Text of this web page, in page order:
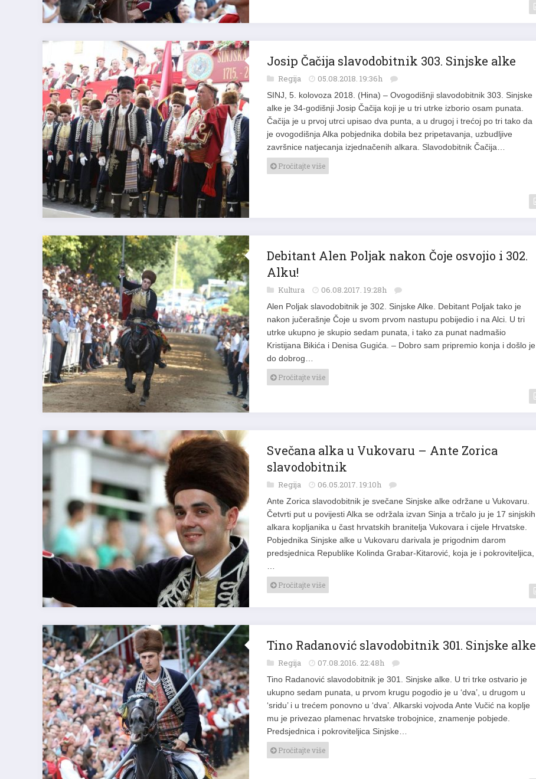
Josip Čačija slavodobitnik 303. Sinjske alke
Regija 05.08.2018. 19:36h
SINJ, 5. kolovoza 2018. (Hina) – Ovogodišnji slavodobitnik 303. Sinjske
alke je 34-godišnji Josip Čačija koji je u tri utrke izborio osam punata.
Čačija je u prvoj utrci upisao dva punta, a u drugoj i trećoj po tri tako da
je ovogodišnja Alka pobjednika dobila bez pripetavanja, uzbudljive
završnice natjecanja izjednačenih alkara. Slavodobitnik Čačija…
Pročitajte više
Debitant Alen Poljak nakon Čoje osvojio i 302.
Alku!
Kultura 06.08.2017. 19:28h
Alen Poljak slavodobitnik je 302. Sinjske Alke. Debitant Poljak tako je
nakon jučerašnje Čoje u svom prvom nastupu pobijedio i na Alci. U tri
utrke ukupno je skupio sedam punata, i tako za punat nadmašio
Kristijana Bikića i Denisa Gugića. – Dobro sam pripremio konja i došlo je
do dobrog…
Pročitajte više
Svečana alka u Vukovaru – Ante Zorica
slavodobitnik
Regija 06.05.2017. 19:10h
Ante Zorica slavodobitnik je svečane Sinjske alke održane u Vukovaru.
Četvrti put u povijesti Alka se održala izvan Sinja a trčalo ju je 17 sinjskih
alkara kopljanika u čast hrvatskih branitelja Vukovara i cijele Hrvatske.
Pobjednika Sinjske alke u Vukovaru darivala je prigodnim darom
predsjednica Republike Kolinda Grabar-Kitarović, koja je i pokroviteljica,
Pročitajte više
Tino Radanović slavodobitnik 301. Sinjske alke
Regija 07.08.2016. 22:48h
Tino Radanović slavodobitnik je 301. Sinjske alke. U tri trke ostvario je
ukupno sedam punata, u prvom krugu pogodio je u ‘dva’, u drugom u
‘sridu’ i u trećem ponovno u ‘dva’. Alkarski vojvoda Ante Vučić na koplje
mu je privezao plamenac hrvatske trobojnice, znamenje pobjede.
Predsjednica i pokroviteljica Sinjske…
Pročitajte više